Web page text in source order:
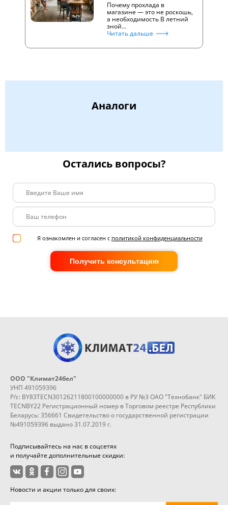
Почему прохлада в
магазине — это не роскошь,
а необходимость В летний
зной…
Читать дальше
Аналоги
Остались вопросы?
Я ознакомлен и согласен с политикой конфиденциальности
Получить консультацию
ООО "Климат24бел"
УНП 491059396
Р/с: BY83TECN30126211800100000000 в РУ №3 ОАО "Технобанк" БИК
TECNBY22 Регистрационный номер в Торговом реестре Республики
Беларусь: 356661 Свидетельство о государственной регистрации
№491059396 выдано 31.07.2019 г.
Подписывайтесь на нас в соцсетях
и получайте дополнительные скидки:
Новости и акции только для своих: